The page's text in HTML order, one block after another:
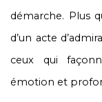
démarche. Plus
d’un acte
ceux qui
émotion et